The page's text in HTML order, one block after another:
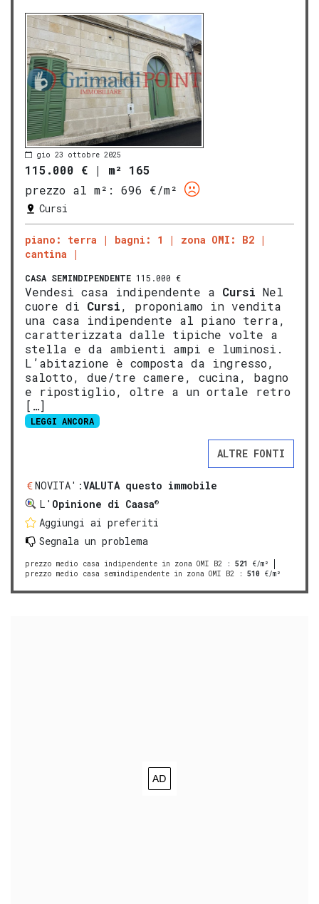
gio 23 ottobre 2025
115.000 € | m² 165
prezzo al m²:
696 €/m²
Cursi
piano: terra bagni: 1
zona OMI: B2
cantina
CASA SEMINDIPENDENTE 115.000 €
Vendesi casa indipendente a Cursi Nel
cuore di Cursi, proponiamo in vendita
una casa indipendente al piano terra,
caratterizzata dalle tipiche volte a
stella e da ambienti ampi e luminosi.
L’abitazione è composta da ingresso,
salotto, due/tre camere, cucina, bagno
e ripostiglio, oltre a un ortale retro
[…]
LEGGI ANCORA
ALTRE FONTI
NOVITA':VALUTA questo immobile
L' Opinione di Caasa®
Aggiungi ai preferiti
Segnala un problema
prezzo medio casa indipendente in zona OMI B2 : 521
€/m²
prezzo medio casa semindipendente in zona OMI B2 : 510 €/m²